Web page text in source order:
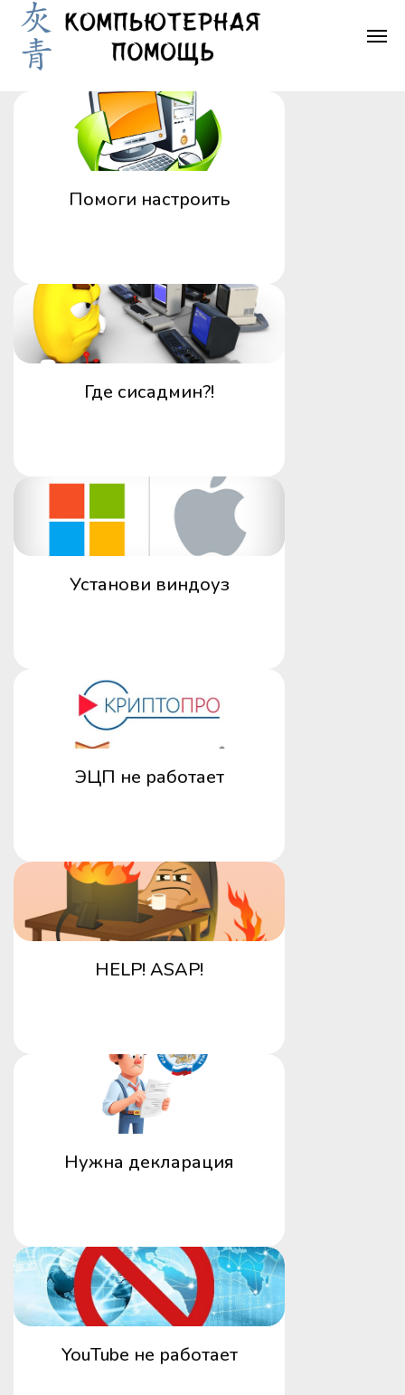
Помоги настроить
Где сисадмин?!
Установи виндоуз
ЭЦП не работает
HELP! ASAP!
Нужна декларация
YouTube не работает